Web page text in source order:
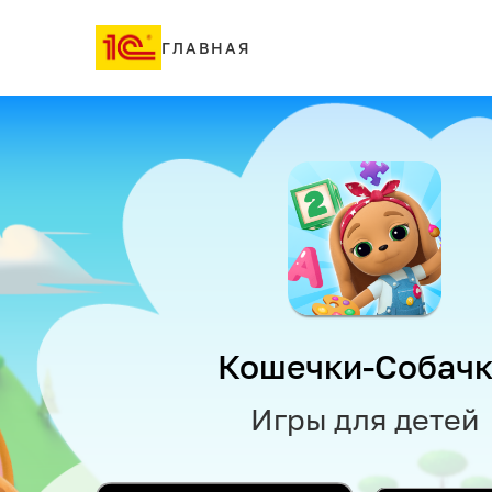
ГЛАВНАЯ
Кошечки-
Игры для детей